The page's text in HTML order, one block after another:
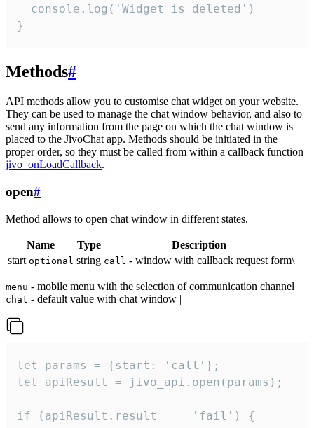
  console.log('Widget is deleted')
}
Methods#
API methods allow you to customise chat widget on your website.
They can be used to manage the chat window behavior, and also to
send any information from the page on which the chat window is
placed to the JivoChat app. Methods should be initiated in the
proper order, so they must be called from within a callback function
jivo_onLoadCallback.
open#
Method allows to open chat window in different states.
Name Type
Description
start optional string call - window with callback request form\
menu - mobile menu with the selection of communication channel
chat - default value with chat window |
let params = {start: 'call'};
let apiResult = jivo_api.open(params);
if (apiResult.result === 'fail') {